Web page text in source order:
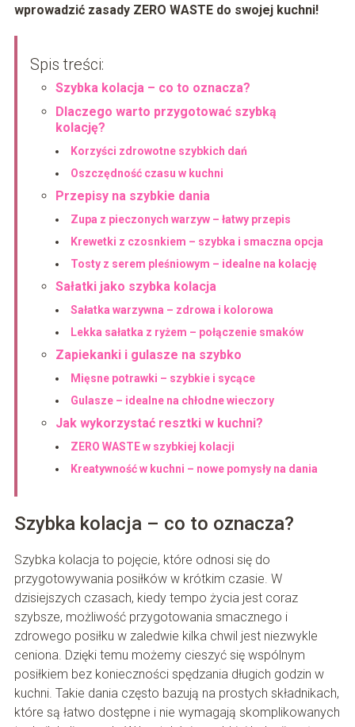
wprowadzić zasady ZERO WASTE do swojej kuchni!
Spis treści:
Szybka kolacja – co to oznacza?
Dlaczego warto przygotować szybką
kolację?
Korzyści zdrowotne szybkich dań
Oszczędność czasu w kuchni
Przepisy na szybkie dania
Zupa z pieczonych warzyw – łatwy przepis
Krewetki z czosnkiem – szybka i smaczna opcja
Tosty z serem pleśniowym – idealne na kolację
Sałatki jako szybka kolacja
Sałatka warzywna – zdrowa i kolorowa
Lekka sałatka z ryżem – połączenie smaków
Zapiekanki i gulasze na szybko
Mięsne potrawki – szybkie i sycące
Gulasze – idealne na chłodne wieczory
Jak wykorzystać resztki w kuchni?
ZERO WASTE w szybkiej kolacji
Kreatywność w kuchni – nowe pomysły na dania
Szybka kolacja – co to oznacza?
Szybka kolacja to pojęcie, które odnosi się do
przygotowywania posiłków w krótkim czasie. W
dzisiejszych czasach, kiedy tempo życia jest coraz
szybsze, możliwość przygotowania smacznego i
zdrowego posiłku w zaledwie kilka chwil jest niezwykle
ceniona. Dzięki temu możemy cieszyć się wspólnym
posiłkiem bez konieczności spędzania długich godzin w
kuchni. Takie dania często bazują na prostych składnikach,
które są łatwo dostępne i nie wymagają skomplikowanych